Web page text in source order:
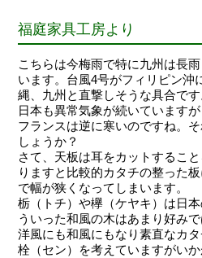
福庭家具工房より
こちらは今梅雨で特に九州は長
います。台風4号がフィリピン沖
縄、九州と直撃しそうな具合です
日本も異常気象が続いています
フランスは逆に寒いのですね。
しょうか？
さて、天板は耳をカットするこ
りますと比較的カタチの整った
で幅が狭くなってしまいます。
栃（トチ）や欅（ケヤキ）は日
ういった和風の木はあまり好み
洋風にも和風にもなり素直なカ
栓（セン）を考えていますがい